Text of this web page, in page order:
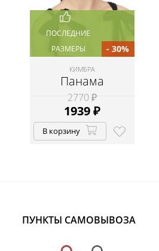
ПОСЛЕДНИЕ
РАЗМЕРЫ
КИМБРА
Панама
2770 ₽
1939₽
- 30%
В корзину
ПУНКТЫ САМОВЫВОЗА